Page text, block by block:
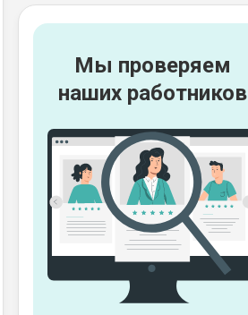
Мы проверяем
наших работников